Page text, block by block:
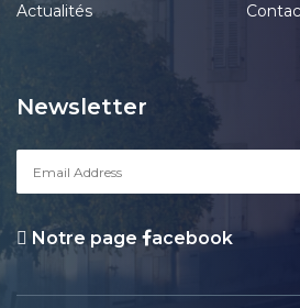
Actualités
Newsletter
Notre page acebook